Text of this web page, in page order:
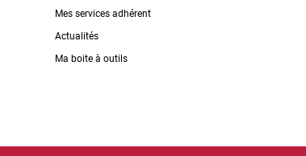
Mes services adhérent
Actualités
Ma boite à outils